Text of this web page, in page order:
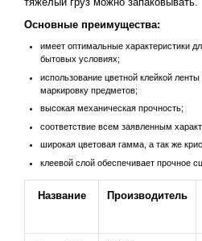
Основные преимущества:
имеет оптимальные характеристики
бытовых условиях;
использование цветной клейкой
маркировку предметов;
высокая механическая прочность;
соответствие всем заявленным
широкая цветовая гамма, а так же
клеевой слой обеспечивает прочное
Название Производитель